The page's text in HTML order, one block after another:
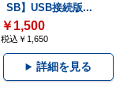
SB】USB接続版...
￥1,500
税込￥1,650
詳細を見る